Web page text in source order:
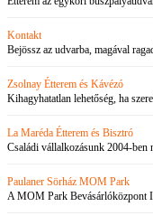
Kontakt
Bejössz az udvarba, magával
Zsolnay Étterem és Kávézó
Kihagyhatatlan lehetőség, ha
La Maréda Étterem és Bisztró
Családi vállalkozásunk 2004-
Paulaner Sörház MOM Park
A MOM Park Bevásárlóközpont